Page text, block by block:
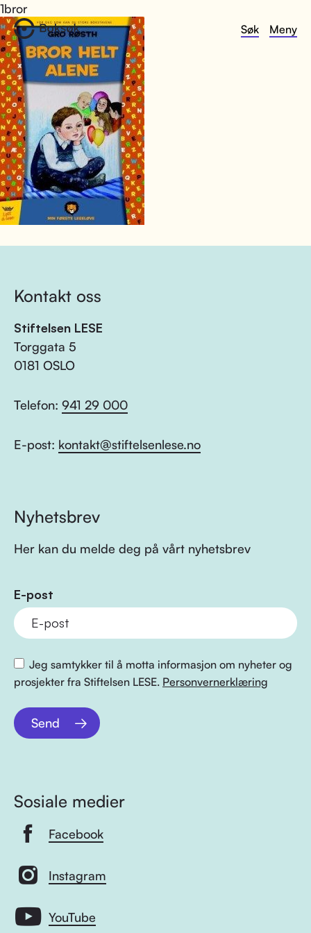
Søk Meny
1bror
Kontakt oss
Stiftelsen LESE
Torggata 5
0181 OSLO
Telefon: 941 29 000
E-post: kontakt@stiftelsenlese.no
Nyhetsbrev
Her kan du melde deg på vårt nyhetsbrev
E-post
Jeg samtykker til å motta informasjon om nyheter og
prosjekter fra Stiftelsen LESE. Personvernerklæring
Send
Sosiale medier
Facebook
Instagram
YouTube